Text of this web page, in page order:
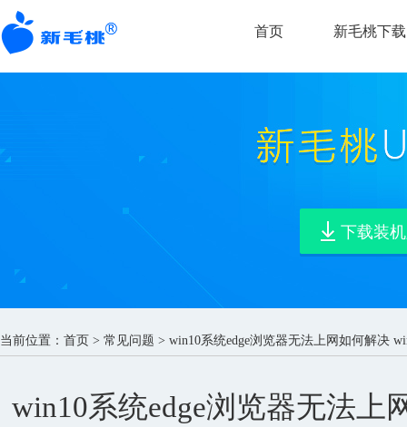
首页 新毛桃下载
下载装
当前位置： 首页 > 常见问题 > win10系统edge浏览器无法上网如何解决
win10系统edge浏览器无法上